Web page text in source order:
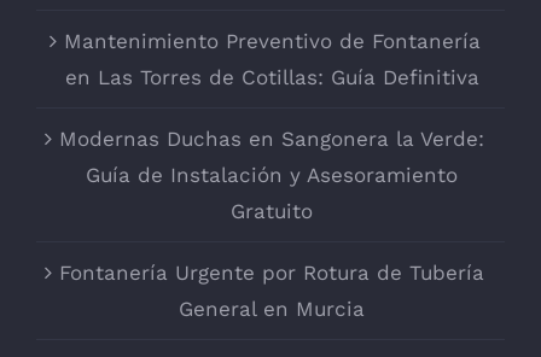
Mantenimiento Preventivo de Fontanería
en Las Torres de Cotillas: Guía Definitiva
Modernas Duchas en Sangonera la Verde:
Guía de Instalación y Asesoramiento
Gratuito
Fontanería Urgente por Rotura de Tubería
General en Murcia